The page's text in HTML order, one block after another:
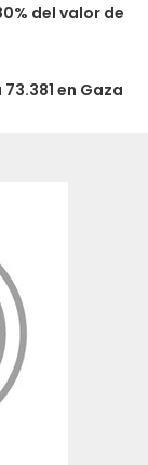
del valor de
en Gaza